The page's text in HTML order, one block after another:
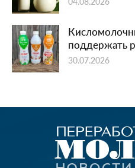
поддержать
30.07.2026